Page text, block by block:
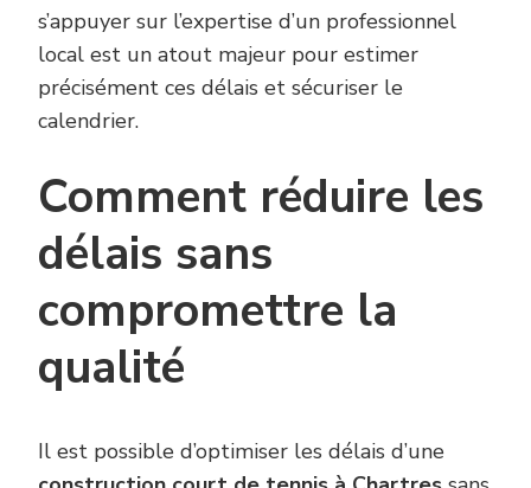
s’appuyer sur l’expertise d’un professionnel
local est un atout majeur pour estimer
précisément ces délais et sécuriser le
calendrier.
Comment réduire les
délais sans
compromettre la
qualité
Il est possible d’optimiser les délais d’une